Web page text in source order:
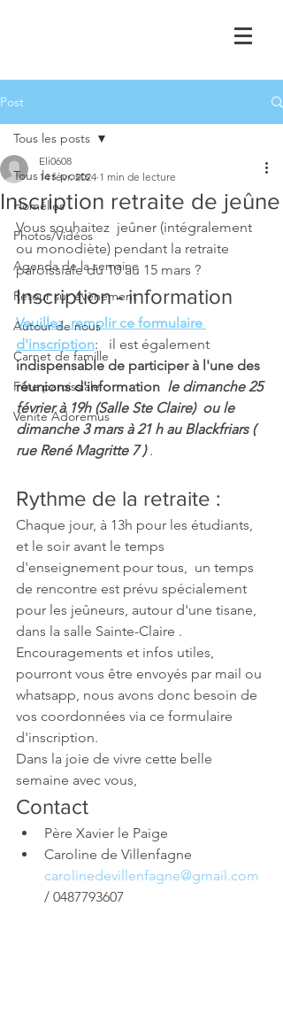
Post
Tous les posts
Homélies
Photos/Vidéos
Agenda de la semaine
Retour sur évènement
Autour de nous
Carnet de famille
Fête paroissiale
Venite Adoremus
Tous les posts
Inscription retraite de jeûne
Eli0608
14 févr. 2024 1 min de lecture
Vous souhaitez  jeûner (intégralement
ou monodiète) pendant la retraite
paroissiale du 10 au 15 mars ?
Inscription - information
Veuillez  remplir ce formulaire
d'inscription:   il est également
indispensable de participer à l'une des
réunions d'information le dimanche 25
février à 19h (Salle Ste Claire)  ou le
dimanche 3 mars à 21 h au Blackfriars (
rue René Magritte 7 ) .
Rythme de la retraite :
Chaque jour, à 13h pour les étudiants,
et le soir avant le temps
d'enseignement pour tous,  un temps
de rencontre est prévu spécialement
pour les jeûneurs, autour d'une tisane,
dans la salle Sainte-Claire .
Encouragements et infos utiles,
pourront vous être envoyés par mail ou
whatsapp, nous avons donc besoin de
vos coordonnées via ce formulaire
d'inscription.
Dans la joie de vivre cette belle
semaine avec vous,
Contact
Père Xavier le Paige
Caroline de Villenfagne
carolinedevillenfagne@gmail.com
/ 0487793607